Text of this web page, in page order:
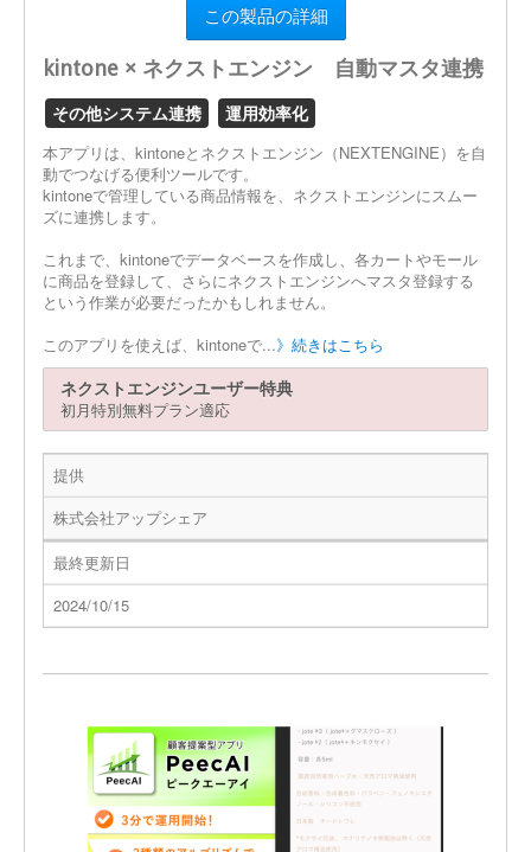
この製品の詳細
kintone × ネクストエンジン 自動マスタ連携
その他システム連携 運用効率化
本アプリは、kintoneとネクストエンジン（NEXTENGINE）を自
動でつなげる便利ツールです。
kintoneで管理している商品情報を、ネクストエンジンにスムー
ズに連携します。
これまで、kintoneでデータベースを作成し、各カートやモール
に商品を登録して、さらにネクストエンジンへマスタ登録する
という作業が必要だったかもしれません。
このアプリを使えば、kintoneで...》続きはこちら
ネクストエンジンユーザー特典
初月特別無料プラン適応
提供
株式会社アップシェア
最終更新日
2024/10/15